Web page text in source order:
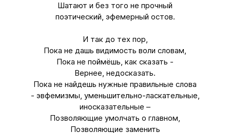
Шатают и без того не прочный
поэтический, эфемерный остов.
И так до тех пор,
Пока не дашь видимость воли словам,
Пока не поймёшь, как сказать -
Вернее, недосказать.
Пока не найдешь нужные правильные слова
- эвфемизмы, уменьшительно-ласкательные,
иносказательные –
Позволяющие умолчать о главном,
Позволяющие заменить